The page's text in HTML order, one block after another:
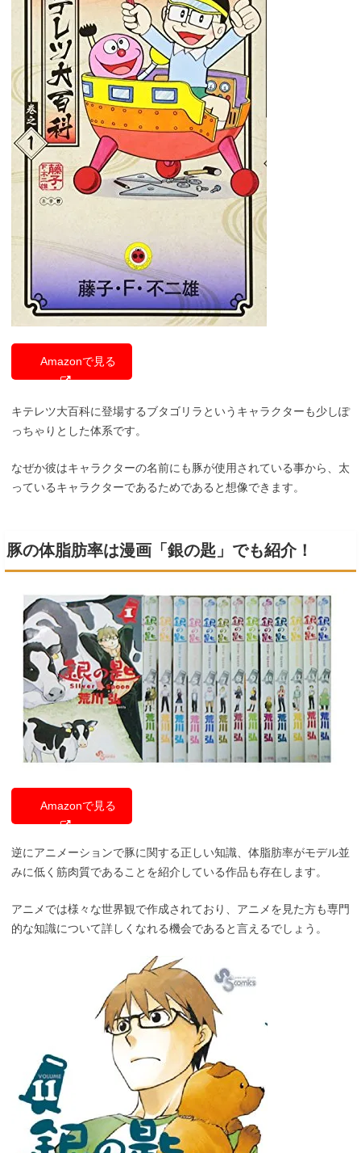
Amazonで見る
キテレツ大百科に登場するブタゴリラというキャラクターも少しぽ
っちゃりとした体系です。
なぜか彼はキャラクターの名前にも豚が使用されている事から、太
っているキャラクターであるためであると想像できます。
豚の体脂肪率は漫画「銀の匙」でも紹介！
Amazonで見る
逆にアニメーションで豚に関する正しい知識、体脂肪率がモデル並
みに低く筋肉質であることを紹介している作品も存在します。
アニメでは様々な世界観で作成されており、アニメを見た方も専門
的な知識について詳しくなれる機会であると言えるでしょう。